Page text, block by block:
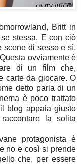
Britt in
stessa. E con ciò
scene di sesso e sì,
ovviamente è
di un film che,
carte da giocare. O
detto parla di un
è poco trattato
blog appaia giusto
la solita
protagonista è
no e così si prende
che, per essere